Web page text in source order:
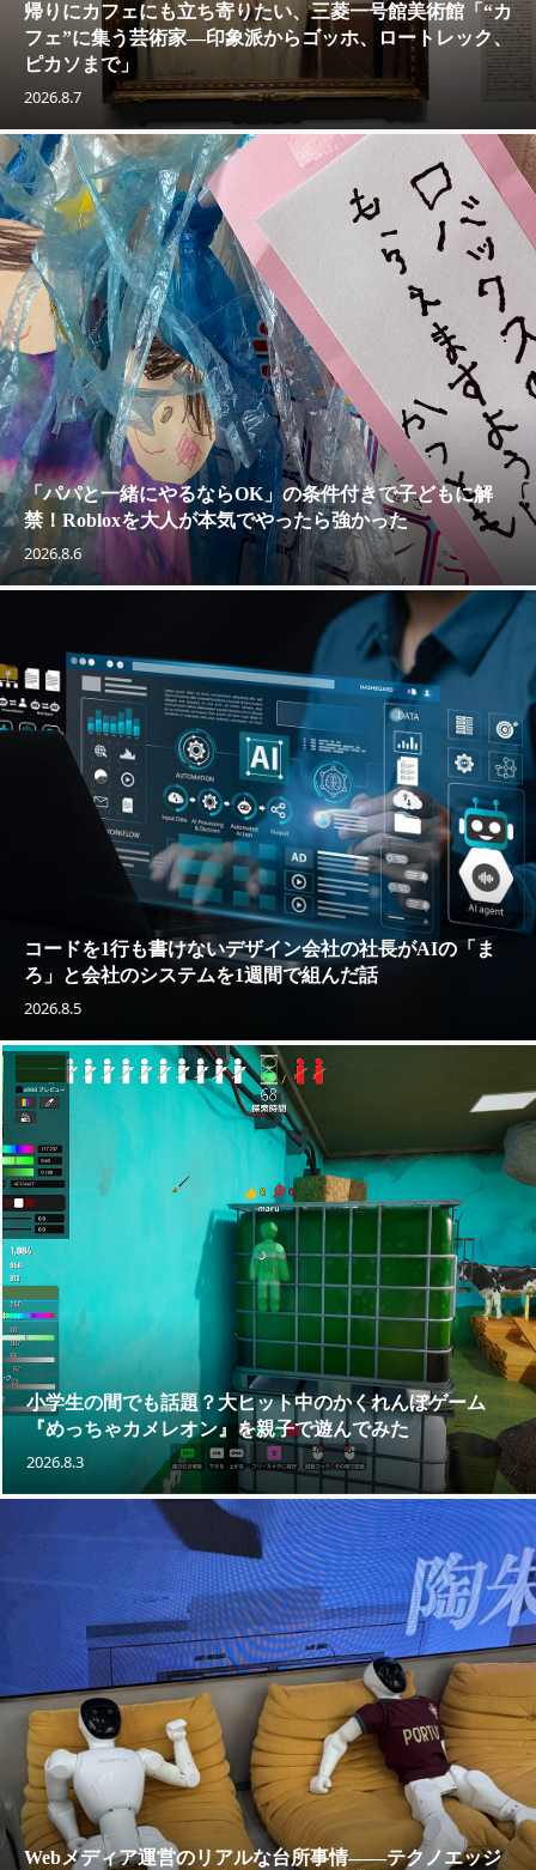
帰りにカフェにも立ち寄りたい、三菱一号館美術館「“カ
フェ”に集う芸術家―印象派からゴッホ、ロートレック、
ピカソまで」
2026.8.7
「パパと一緒にやるならOK」の条件付きで子どもに解
禁！Robloxを大人が本気でやったら強かった
2026.8.6
コードを1行も書けないデザイン会社の社長がAIの「ま
ろ」と会社のシステムを1週間で組んだ話
2026.8.5
小学生の間でも話題？大ヒット中のかくれんぼゲーム
『めっちゃカメレオン』を親子で遊んでみた
2026.8.3
Webメディア運営のリアルな台所事情——テクノエッジ